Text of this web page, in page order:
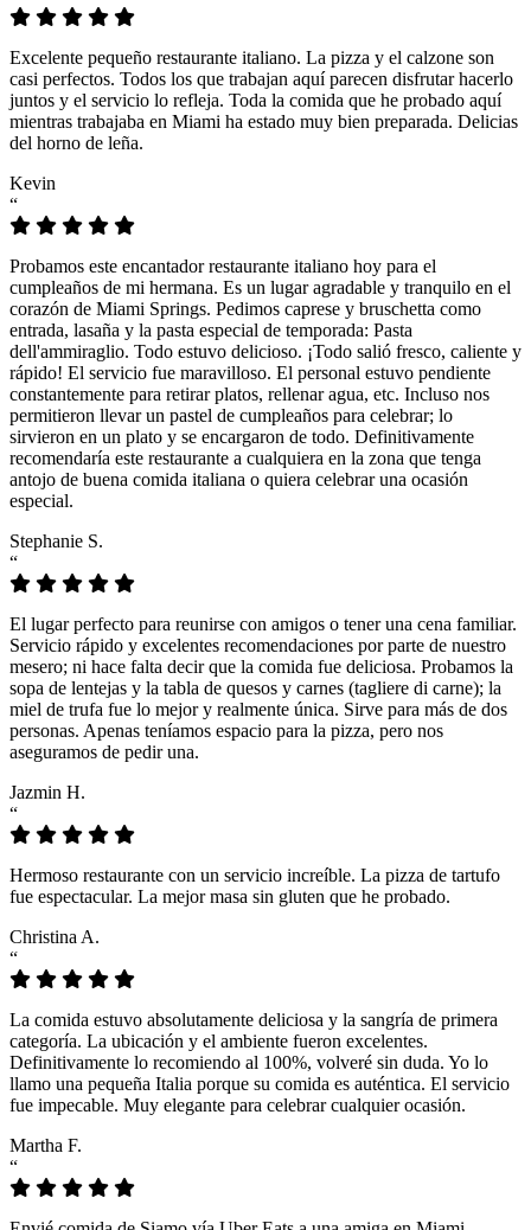
Excelente pequeño restaurante italiano. La pizza y el calzone son
casi perfectos. Todos los que trabajan aquí parecen disfrutar hacerlo
juntos y el servicio lo refleja. Toda la comida que he probado aquí
mientras trabajaba en Miami ha estado muy bien preparada. Delicias
del horno de leña.
Kevin
“
Probamos este encantador restaurante italiano hoy para el
cumpleaños de mi hermana. Es un lugar agradable y tranquilo en el
corazón de Miami Springs. Pedimos caprese y bruschetta como
entrada, lasaña y la pasta especial de temporada: Pasta
dell'ammiraglio. Todo estuvo delicioso. ¡Todo salió fresco, caliente y
rápido! El servicio fue maravilloso. El personal estuvo pendiente
constantemente para retirar platos, rellenar agua, etc. Incluso nos
permitieron llevar un pastel de cumpleaños para celebrar; lo
sirvieron en un plato y se encargaron de todo. Definitivamente
recomendaría este restaurante a cualquiera en la zona que tenga
antojo de buena comida italiana o quiera celebrar una ocasión
especial.
Stephanie S.
“
El lugar perfecto para reunirse con amigos o tener una cena familiar.
Servicio rápido y excelentes recomendaciones por parte de nuestro
mesero; ni hace falta decir que la comida fue deliciosa. Probamos la
sopa de lentejas y la tabla de quesos y carnes (tagliere di carne); la
miel de trufa fue lo mejor y realmente única. Sirve para más de dos
personas. Apenas teníamos espacio para la pizza, pero nos
aseguramos de pedir una.
Jazmin H.
“
Hermoso restaurante con un servicio increíble. La pizza de tartufo
fue espectacular. La mejor masa sin gluten que he probado.
Christina A.
“
La comida estuvo absolutamente deliciosa y la sangría de primera
categoría. La ubicación y el ambiente fueron excelentes.
Definitivamente lo recomiendo al 100%, volveré sin duda. Yo lo
llamo una pequeña Italia porque su comida es auténtica. El servicio
fue impecable. Muy elegante para celebrar cualquier ocasión.
Martha F.
“